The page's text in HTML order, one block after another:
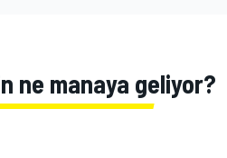
ne manaya geliyor?